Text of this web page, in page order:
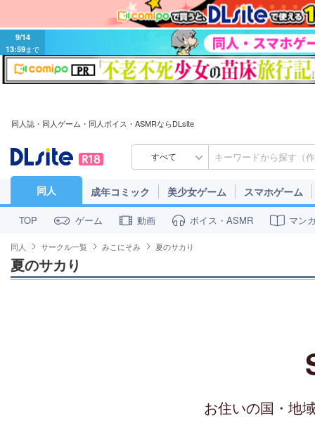
9/14
13:59まで
同人誌・同人ゲーム・同人ボイス・ASMRならDLsite
すべて
同人 成年コミック 美少女ゲーム スマホゲーム
TOP ゲーム 動画 ボイス・ASMR マン
同人 サークル一覧 みこにそみ 夏のサカり
夏のサカり
お住いの国・地